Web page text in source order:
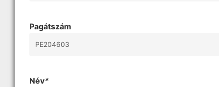
Pagátszám
Név*